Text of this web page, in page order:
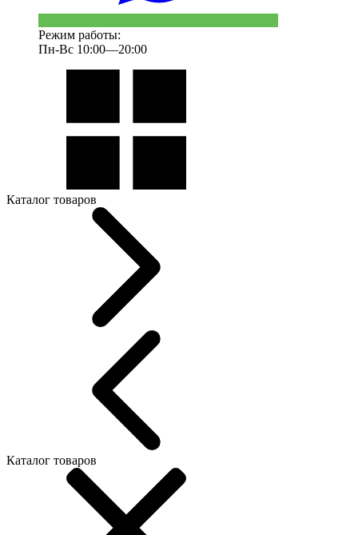
Режим работы:
Пн-Вс 10:00—20:00
Каталог товаров
Каталог товаров